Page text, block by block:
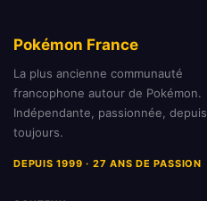
Pokémon France
La plus ancienne communauté
francophone autour de Pokémon.
Indépendante, passionnée, depuis
toujours.
DEPUIS 1999 · 27 ANS DE PASSION